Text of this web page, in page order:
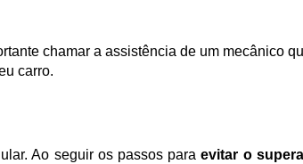
chamar a assistência de um mecânico
carro.
Ao seguir os passos para evitar o